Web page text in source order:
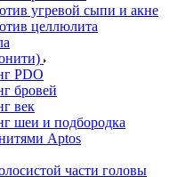
угревой сыпи и акне
целлюлита
PDO
бровей
век
шеи и подбородка
Aptos
части головы